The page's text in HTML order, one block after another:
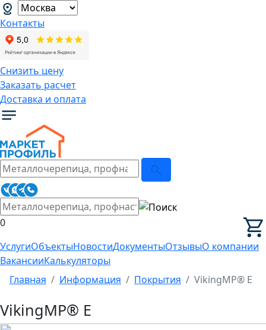
Контакты
Снизить цену
Заказать расчет
Доставка и оплата
0
УслугиОбъектыНовостиДокументыОтзывыО компании
ВакансииКалькуляторы
Главная
Информация Покрытия VikingMP® Е
VikingMP® Е